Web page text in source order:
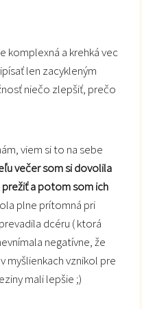
komplexná a krehká vec
len zacykleným
niečo zlepšiť, prečo
viem si to na sebe
večer som si dovolila
a potom som ich
plne prítomná pri
dcéru ( ktorá
negatívne, že
myšlienkach vznikol pre
mali lepšie ;)